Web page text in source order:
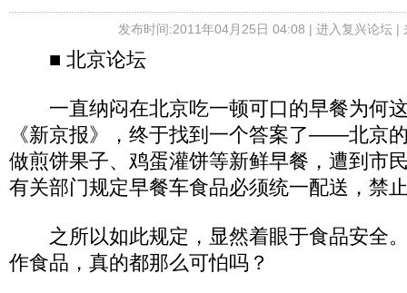
发布时间:2011年04月25日 04:08 | 进入复兴论坛|
■ 北京论坛
一直纳闷在北京吃一顿可口的早餐为何
《新京报》，终于找到一个答案了——北京
做煎饼果子、鸡蛋灌饼等新鲜早餐，遭到市
有关部门规定早餐车食品必须统一配送，禁
之所以如此规定，显然着眼于食品安全
作食品，真的都那么可怕吗？